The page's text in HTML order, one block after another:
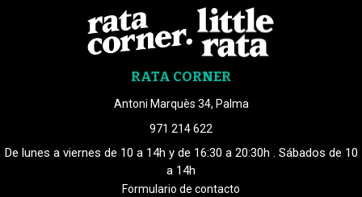
RATA CORNER
Antoni Marquès 34, Palma
971 214 622
De lunes a viernes de 10 a 14h y de 16:30 a 20:30h . Sábados de 10
a 14h
Formulario de contacto